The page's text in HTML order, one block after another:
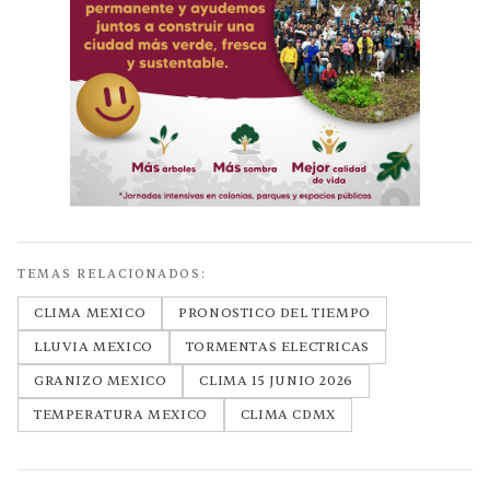
TEMAS RELACIONADOS:
CLIMA MEXICO
PRONOSTICO DEL TIEMPO
LLUVIA MEXICO
TORMENTAS ELECTRICAS
GRANIZO MEXICO
CLIMA 15 JUNIO 2026
TEMPERATURA MEXICO
CLIMA CDMX